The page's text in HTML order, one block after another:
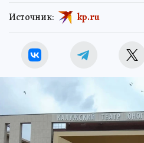
Источник: kp.ru